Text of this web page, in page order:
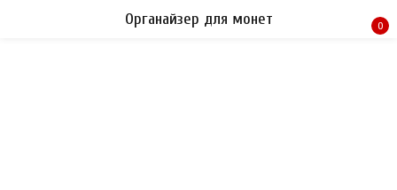
Органайзер для монет 0